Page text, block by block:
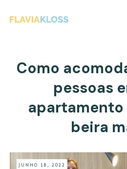
Como
pessoas
apartamento
beira
JUNHO 18, 2022